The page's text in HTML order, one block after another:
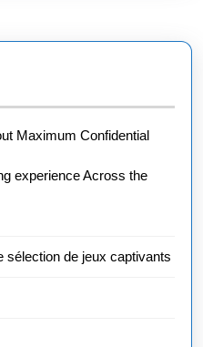
Maximum Confidential
experience Across the
sélection de jeux captivants